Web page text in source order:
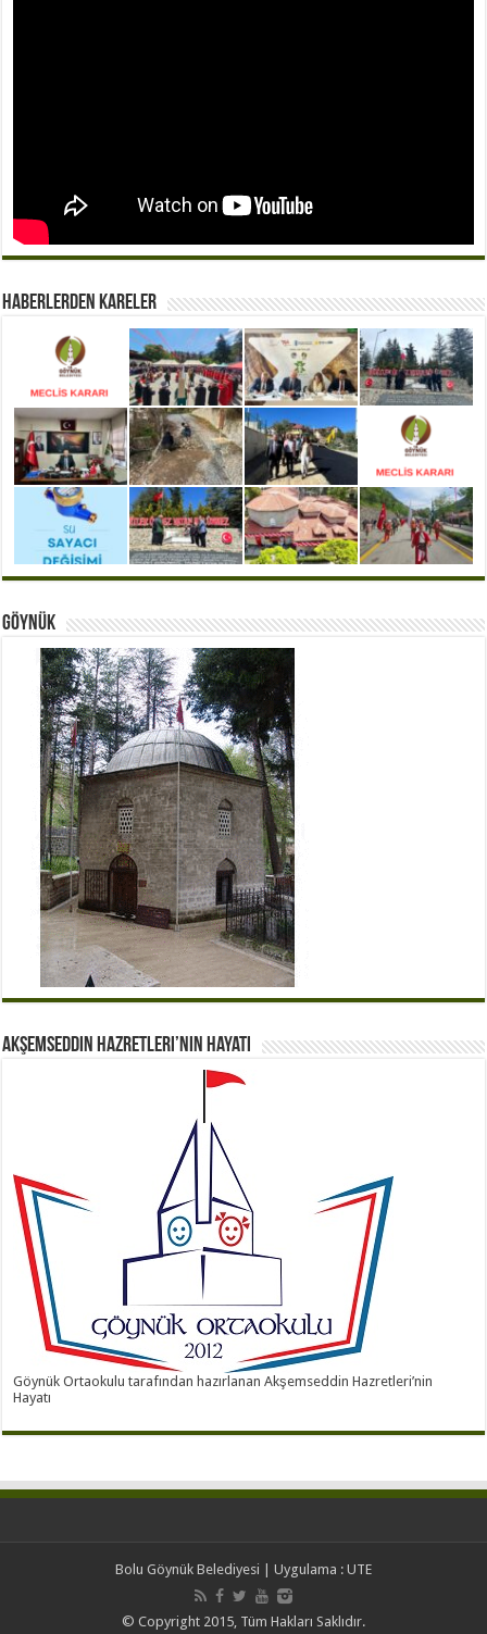
Haberlerden Kareler
Göynük
Akşemseddin Hazretleri’nin Hayatı
Göynük Ortaokulu tarafından hazırlanan Akşemseddin Hazretleri’nin
Hayatı
Bolu Göynük Belediyesi | Uygulama : UTE
© Copyright 2015, Tüm Hakları Saklıdır.